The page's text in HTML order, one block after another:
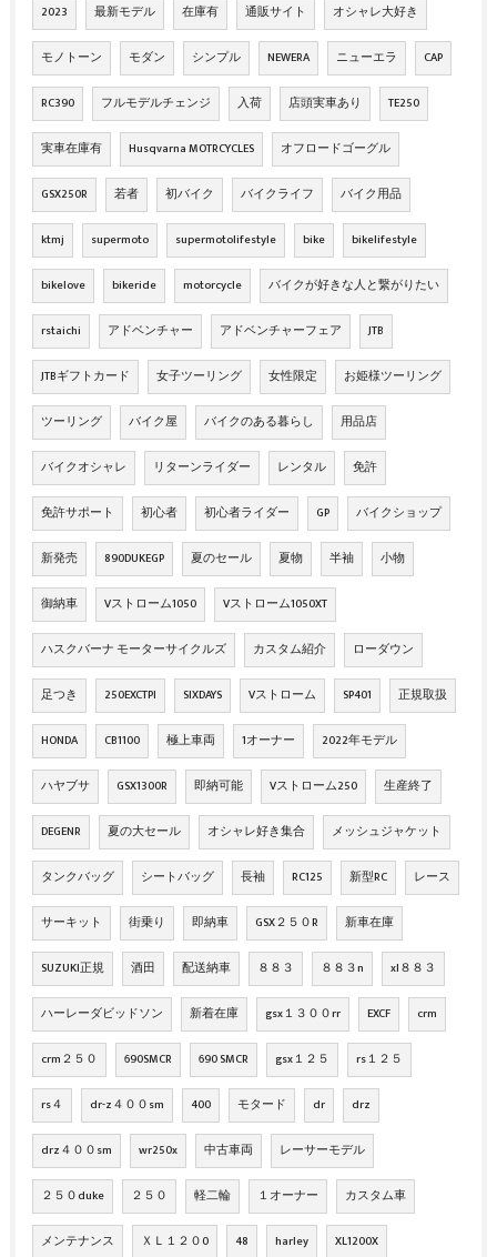
2023 最新モデル 在庫有 通販サイト オシャレ大好き
モノトーン モダン シンプル NEWERA ニューエラ CAP
RC390 フルモデルチェンジ 入荷 店頭実車あり TE250
実車在庫有 Husqvarna MOTRCYCLES オフロードゴーグル
GSX250R 若者 初バイク バイクライフ バイク用品
ktmj supermoto supermotolifestyle bike bikelifestyle
bikelove bikeride motorcycle バイクが好きな人と繋がりたい
rstaichi アドベンチャー アドベンチャーフェア JTB
JTBギフトカード 女子ツーリング 女性限定 お姫様ツーリング
ツーリング バイク屋 バイクのある暮らし 用品店
バイクオシャレ リターンライダー レンタル 免許
免許サポート 初心者 初心者ライダー GP バイクショップ
新発売 890DUKEGP 夏のセール 夏物 半袖 小物
御納車 Vストローム1050 Vストローム1050XT
ハスクバーナ モーターサイクルズ カスタム紹介 ローダウン
足つき 250EXCTPI SIXDAYS Vストローム SP401 正規取扱
HONDA CB1100 極上車両 1オーナー 2022年モデル
ハヤブサ GSX1300R 即納可能 Vストローム250 生産終了
DEGENR 夏の大セール オシャレ好き集合 メッシュジャケット
タンクバッグ シートバッグ 長袖 RC125 新型RC レース
サーキット 街乗り 即納車 GSX２５０R 新車在庫
SUZUKI正規 酒田 配送納車 ８８３ ８８３n xl８８３
ハーレーダビッドソン 新着在庫 gsx１３００rr EXCF crm
crm２５０ 690SMCR 690 SMCR gsx１２５ rs１２５
rs４ dr-z４００sm 400 モタード dr drz
drz４００sm wr250x 中古車両 レーサーモデル
２５０duke ２５０ 軽二輪 １オーナー カスタム車
メンテナンス ＸＬ１２０0 48 harley XL1200X